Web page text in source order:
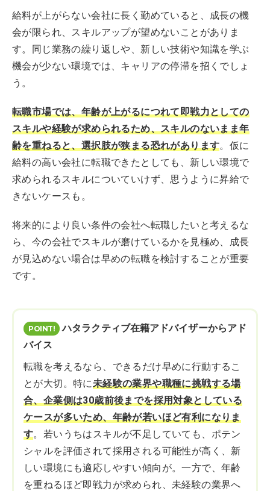
給料が上がらない会社に長く勤めていると、成長の機
会が限られ、スキルアップが望めないことがありま
す。同じ業務の繰り返しや、新しい技術や知識を学ぶ
機会が少ない環境では、キャリアの停滞を招くでしょ
う。
転職市場では、年齢が上がるにつれて即戦力としての
スキルや経験が求められるため、スキルのないまま年
齢を重ねると、選択肢が狭まる恐れがあります。仮に
給料の高い会社に転職できたとしても、新しい環境で
求められるスキルについていけず、思うように昇給で
きないケースも。
将来的により良い条件の会社へ転職したいと考えるな
ら、今の会社でスキルが磨けているかを見極め、成長
が見込めない場合は早めの転職を検討することが重要
です。
ハタラクティブ在籍アドバイザーからアド
バイス
転職を考えるなら、できるだけ早めに行動するこ
とが大切。特に未経験の業界や職種に挑戦する場
合、企業側は30歳前後までを採用対象としている
ケースが多いため、年齢が若いほど有利になりま
す。若いうちはスキルが不足していても、ポテン
シャルを評価されて採用される可能性が高く、新
しい環境にも適応しやすい傾向が。一方で、年齢
を重ねるほど即戦力が求められ、未経験の業界へ